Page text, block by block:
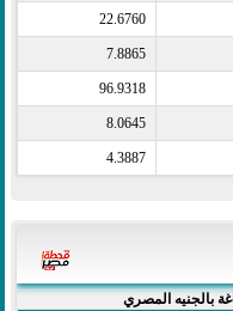
22.6760
7.8865
96.9318
8.0645
4.3887
بالجنيه المصري